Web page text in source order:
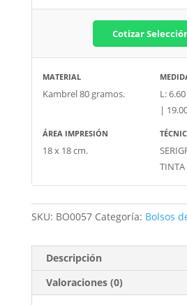
Cotizar
MATERIAL
Kambrel 80 gramos.
L:
|
ÁREA IMPRESIÓN
18 x 18 cm.
TINTA
SKU: BO0057 Categoría: Bolsos
Descripción
Valoraciones (0)